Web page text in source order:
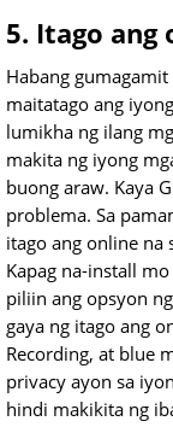
5. Itago ang
Habang
maitatago ang
lumikha ng ilang
makita ng iyong
buong araw. Kaya
problema. Sa
itago ang online na
Kapag na-install
piliin ang opsyon
gaya ng itago ang
Recording, at blue
privacy ayon sa
hindi makikita ng